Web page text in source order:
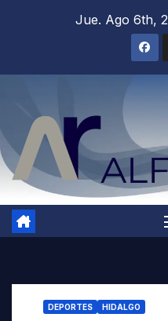
Jue. Ago 6th,
DEPORTES HIDALGO